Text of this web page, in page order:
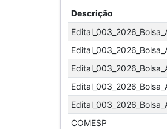
Descrição
COMESP